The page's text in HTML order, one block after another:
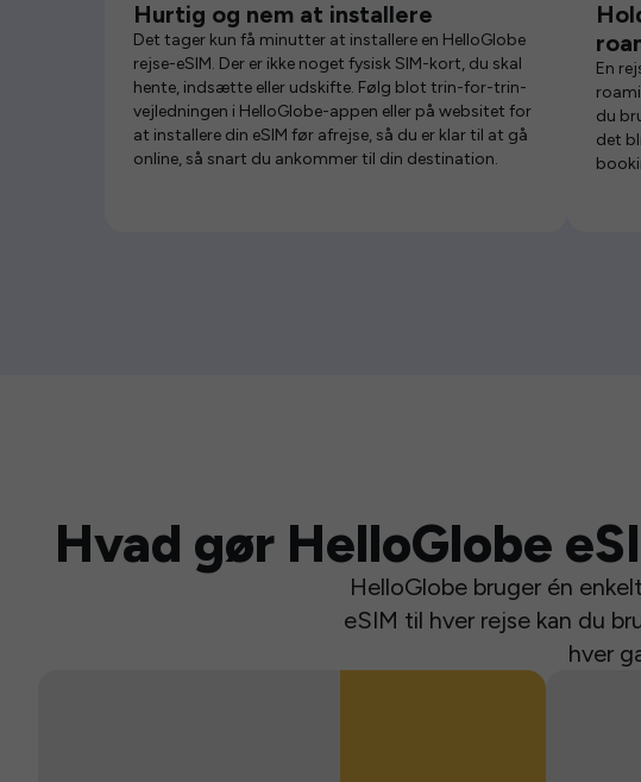
Hurtig og nem at installere
Det tager kun få minutter at installere en HelloGlobe
rejse-eSIM. Der er ikke noget fysisk SIM-kort, du skal
hente, indsætte eller udskifte. Følg blot trin-for-trin-
vejledningen i HelloGlobe-appen eller på websitet for
at installere din eSIM før afrejse, så du er klar til at gå
online, så snart du ankommer til din destination.
En
du
det
Hvad gør HelloGlobe
HelloGlobe bruger én
eSIM til hver rejse kan du
hver